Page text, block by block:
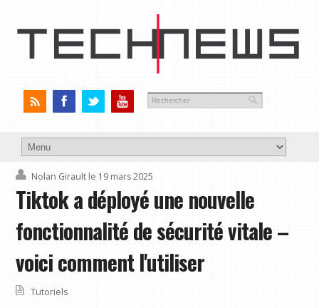
Nolan Girault le 19 mars 2025
Tiktok a déployé une nouvelle
fonctionnalité de sécurité vitale –
voici comment l'utiliser
Tutoriels